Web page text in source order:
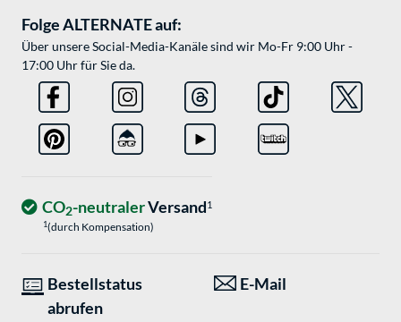
Folge ALTERNATE auf:
Über unsere Social-Media-Kanäle sind wir Mo-Fr 9:00 Uhr -
17:00 Uhr für Sie da.
CO2-neutralerVersand1
1(durch Kompensation)
Bestellstatus
abrufen
E-Mail